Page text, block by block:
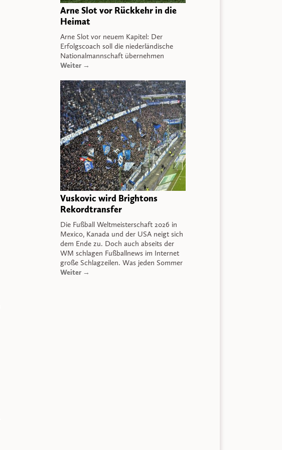
Arne Slot vor Rückkehr in die
Heimat
Arne Slot vor neuem Kapitel: Der
Erfolgscoach soll die niederländische
Nationalmannschaft übernehmen
Weiter →
Vuskovic wird Brightons
Rekordtransfer
Die Fußball Weltmeisterschaft 2026 in
Mexico, Kanada und der USA neigt sich
dem Ende zu. Doch auch abseits der
WM schlagen Fußballnews im Internet
große Schlagzeilen. Was jeden Sommer
Weiter →